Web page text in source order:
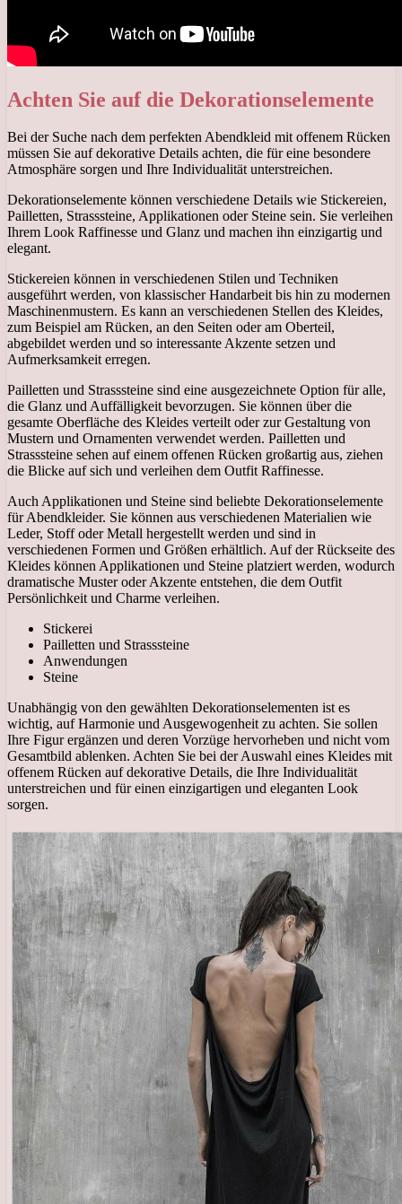
Achten Sie auf die Dekorationselemente
Bei der Suche nach dem perfekten Abendkleid mit offenem Rücken
müssen Sie auf dekorative Details achten, die für eine besondere
Atmosphäre sorgen und Ihre Individualität unterstreichen.
Dekorationselemente können verschiedene Details wie Stickereien,
Pailletten, Strasssteine, Applikationen oder Steine ​​sein. Sie verleihen
Ihrem Look Raffinesse und Glanz und machen ihn einzigartig und
elegant.
Stickereien können in verschiedenen Stilen und Techniken
ausgeführt werden, von klassischer Handarbeit bis hin zu modernen
Maschinenmustern. Es kann an verschiedenen Stellen des Kleides,
zum Beispiel am Rücken, an den Seiten oder am Oberteil,
abgebildet werden und so interessante Akzente setzen und
Aufmerksamkeit erregen.
Pailletten und Strasssteine ​​sind eine ausgezeichnete Option für alle,
die Glanz und Auffälligkeit bevorzugen. Sie können über die
gesamte Oberfläche des Kleides verteilt oder zur Gestaltung von
Mustern und Ornamenten verwendet werden. Pailletten und
Strasssteine ​​sehen auf einem offenen Rücken großartig aus, ziehen
die Blicke auf sich und verleihen dem Outfit Raffinesse.
Auch Applikationen und Steine ​​sind beliebte Dekorationselemente
für Abendkleider. Sie können aus verschiedenen Materialien wie
Leder, Stoff oder Metall hergestellt werden und sind in
verschiedenen Formen und Größen erhältlich. Auf der Rückseite des
Kleides können Applikationen und Steine ​​platziert werden, wodurch
dramatische Muster oder Akzente entstehen, die dem Outfit
Persönlichkeit und Charme verleihen.
Stickerei
Pailletten und Strasssteine
Anwendungen
Steine
Unabhängig von den gewählten Dekorationselementen ist es
wichtig, auf Harmonie und Ausgewogenheit zu achten. Sie sollen
Ihre Figur ergänzen und deren Vorzüge hervorheben und nicht vom
Gesamtbild ablenken. Achten Sie bei der Auswahl eines Kleides mit
offenem Rücken auf dekorative Details, die Ihre Individualität
unterstreichen und für einen einzigartigen und eleganten Look
sorgen.